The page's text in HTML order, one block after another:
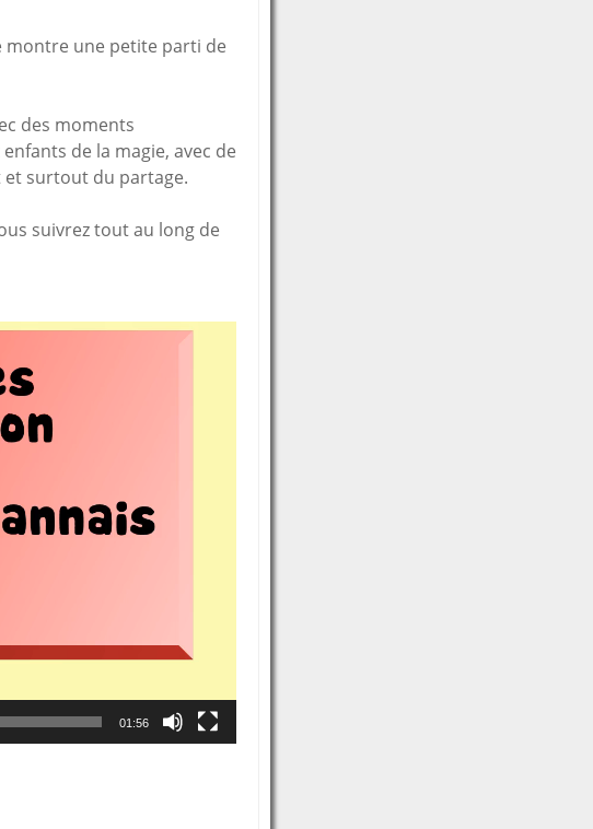
montre une petite parti de
des moments
de la magie, avec de
surtout du partage.
suivrez tout au long de
01:56